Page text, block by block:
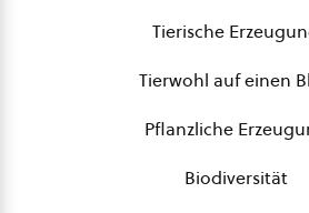
Tierische
Tierwohl auf einen
Pflanzliche
Biodiversität